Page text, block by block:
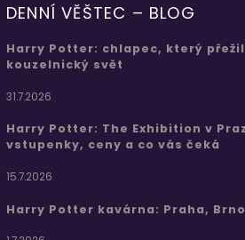
DENNÍ VĚŠTEC – BLOG
Harry Potter: chlapec, který
kouzelnický svět
31.7.2026
Harry Potter: The Exhibition v
vstupenky, ceny a co vás čeká
15.7.2026
Harry Potter kavárna: Praha,